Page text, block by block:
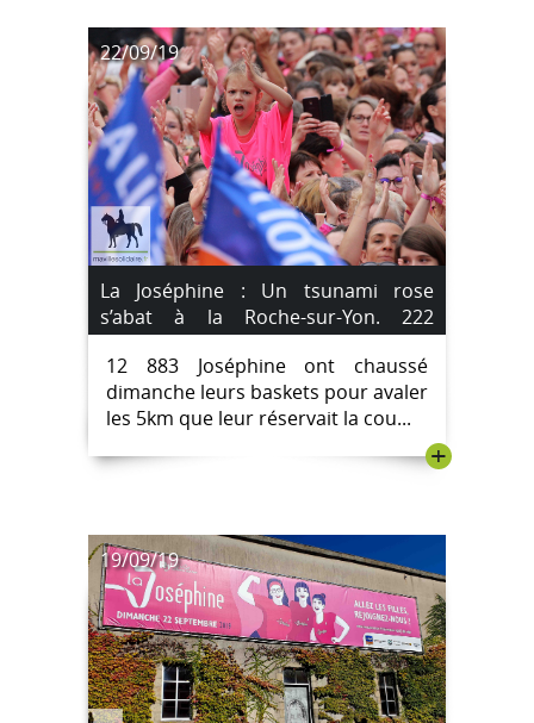
22/09/19
La Joséphine : Un tsunami rose
s’abat à la Roche-sur-Yon. 222
[IMAGES]
12 883 Joséphine ont chaussé
dimanche leurs baskets pour avaler
les 5km que leur réservait la cou...
+
19/09/19